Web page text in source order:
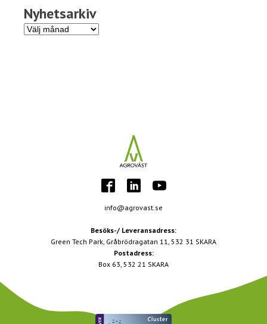
Nyhetsarkiv
Nyhetsarkiv
info@agrovast.se
Besöks-/ Leveransadress:
Green Tech Park, Gråbrödragatan 11, 532 31 SKARA
Postadress:
Box 63, 532 21 SKARA